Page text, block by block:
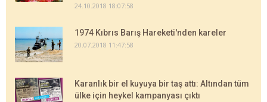
24.10.2018 18:07:58
1974 Kıbrıs Barış Hareketi'nden kareler
20.07.2018 11:47:58
Karanlık bir el kuyuya bir taş attı: Altından tüm
ülke için heykel kampanyası çıktı